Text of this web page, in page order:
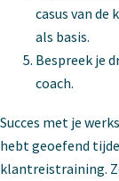
casus van
als basis.
Bespreek je
coach.
Succes met je
hebt geoefend
klantreistraining.